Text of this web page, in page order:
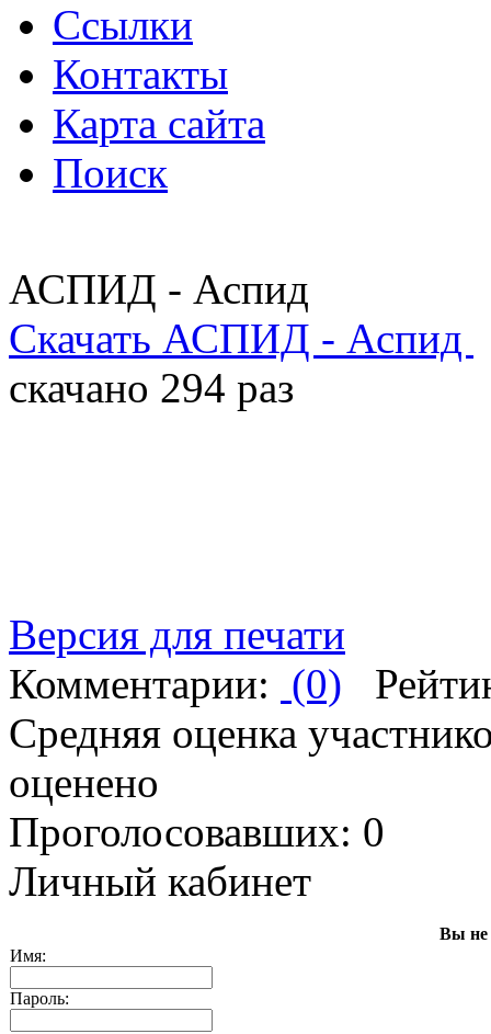
Ссылки
Контакты
Карта сайта
Поиск
АСПИД - Аспид
Скачать АСПИД - Аспид
скачано 294 раз
Версия для печати
Комментарии: (0)
Средняя оценка
оценено
Проголосовавших: 0
Личный кабинет
Вы не
Имя:
Пароль: